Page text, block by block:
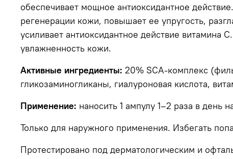
обеспечивает мощное антиоксидантное
регенерации кожи, повышает ее упругость,
усиливает антиоксидантное действие
увлажненность кожи.
Активные ингредиенты: 20% SCA-комплекс
гликозаминогликаны, гиалуроновая кислота,
Применение: наносить 1 ампулу 1–2 раза в
Только для наружного применения. Избегать
Протестировано под дерматологическим и